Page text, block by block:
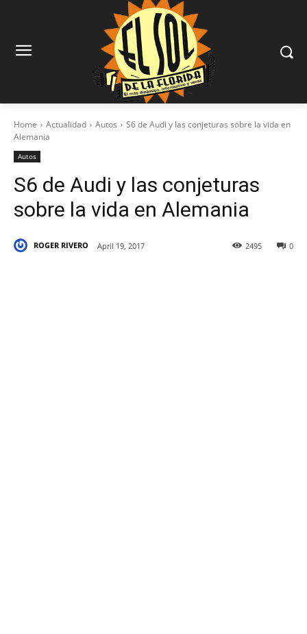
Home Actualidad Autos
S6 de Audi y las conjeturas sobre la vida en
Alemania
Autos
S6 de Audi y las conjeturas
sobre la vida en Alemania
ROGER RIVERO April 19, 2017 0
2495